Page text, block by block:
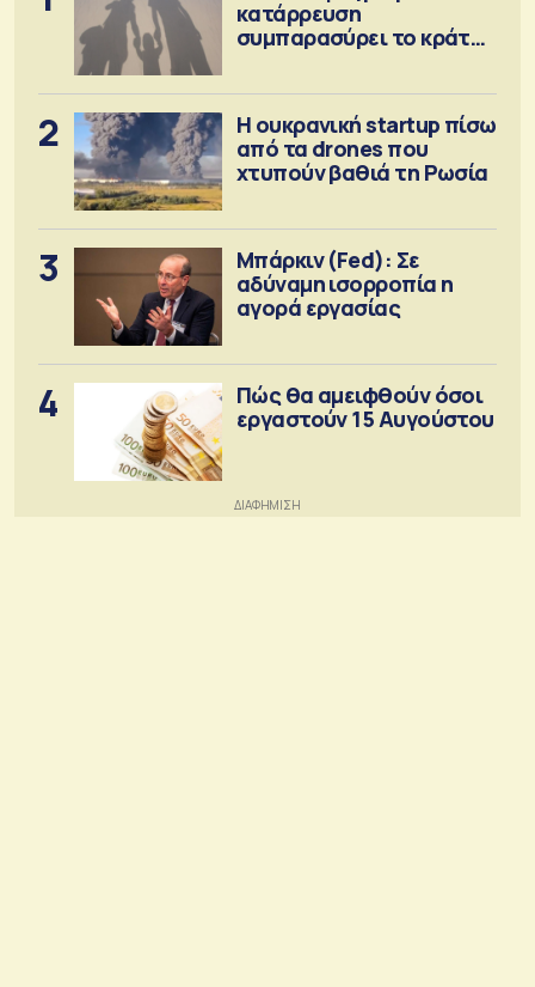
κατάρρευση
συμπαρασύρει το κράτος
2
Η ουκρανική startup πίσω
από τα drones που
χτυπούν βαθιά τη Ρωσία
3
Μπάρκιν (Fed): Σε
αδύναμη ισορροπία η
αγορά εργασίας
4
Πώς θα αμειφθούν όσοι
εργαστούν 15 Αυγούστου